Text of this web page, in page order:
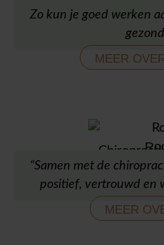
Zo kun je goed werken
MEER
“Samen met de
positief, vertrouwd en
MEER